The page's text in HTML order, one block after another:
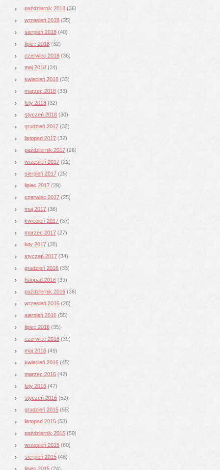
październik 2018 (36)
wrzesień 2018 (35)
sierpień 2018 (40)
lipiec 2018 (32)
czerwiec 2018 (36)
maj 2018 (34)
kwiecień 2018 (33)
marzec 2018 (33)
luty 2018 (32)
styczeń 2018 (30)
grudzień 2017 (32)
listopad 2017 (32)
październik 2017 (26)
wrzesień 2017 (22)
sierpień 2017 (25)
lipiec 2017 (29)
czerwiec 2017 (25)
maj 2017 (36)
kwiecień 2017 (37)
marzec 2017 (27)
luty 2017 (38)
styczeń 2017 (34)
grudzień 2016 (33)
listopad 2016 (39)
październik 2016 (36)
wrzesień 2016 (28)
sierpień 2016 (55)
lipiec 2016 (35)
czerwiec 2016 (39)
maj 2016 (49)
kwiecień 2016 (45)
marzec 2016 (42)
luty 2016 (47)
styczeń 2016 (52)
grudzień 2015 (55)
listopad 2015 (53)
październik 2015 (50)
wrzesień 2015 (60)
sierpień 2015 (46)
lipiec 2015 (24)